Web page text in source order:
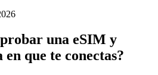
una eSIM y
que te conectas?